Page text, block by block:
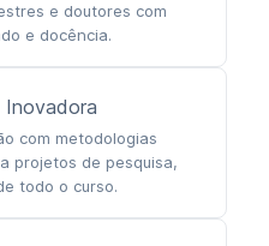
e doutores com
e docência.
com metodologias
projetos de pesquisa,
todo o curso.